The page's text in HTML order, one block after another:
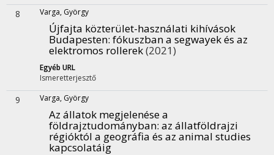
8 Varga, György
Újfajta közterület-használati kihívások
Budapesten: fókuszban a segwayek és az
elektromos rollerek(2021)
Egyéb URL
Ismeretterjesztő
9 Varga, György
Az állatok megjelenése a
földrajztudományban: az állatföldrajzi
régióktól a geográfia és az animal studies
kapcsolatáig